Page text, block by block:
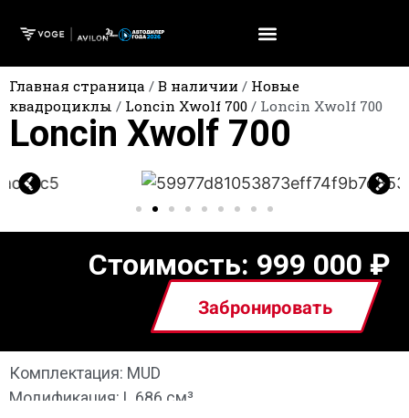
Главная страница / В наличии / Новые
квадроциклы / Loncin Xwolf 700 / Loncin Xwolf 700
Loncin Xwolf 700
Стоимость: 999 000 ₽
Забронировать
Комплектация: MUD
Модификация: L 686 см³